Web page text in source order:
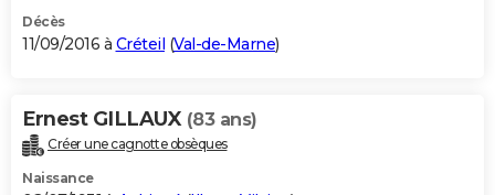
Décès
11/09/2016 à Créteil (Val-de-Marne)
Ernest GILLAUX (83 ans)
Créer une cagnotte obsèques
Naissance